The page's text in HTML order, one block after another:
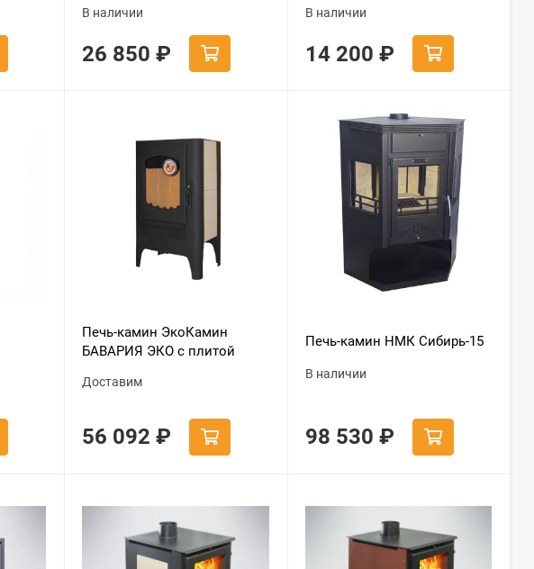
В наличии
26 850 ₽
В наличии
14 200 ₽
Печь-камин ЭкоКамин
БАВАРИЯ ЭКО с плитой
Доставим
56 092 ₽
Печь-камин НМК Сибирь-15
В наличии
98 530 ₽